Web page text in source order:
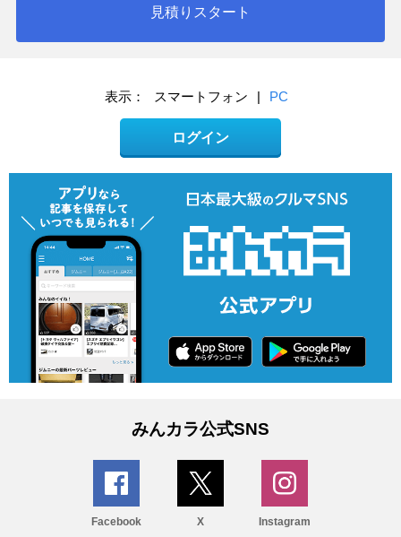
見積りスタート
表示： スマートフォン | PC
ログイン
みんカラ公式SNS
Facebook X Instagram